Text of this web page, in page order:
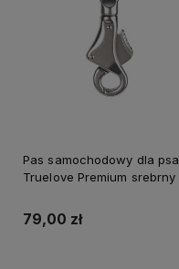
Pas samochodowy dla psa
Truelove Premium srebrny
79,00 zł